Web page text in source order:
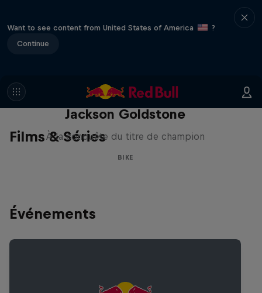
Want to see content from United States of America
?
Continue
Films & Séries
The Search for Milliseconds:
Jackson Goldstone
À la conquête du titre de champion
BIKE
Événements